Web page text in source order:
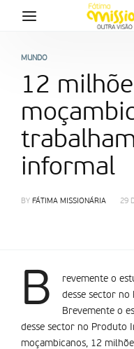
MUNDO
12
informal
BY FÁTIMA MISSIONÁRIA 29
B
revemente o
desse sector
Brevemente o
desse sector no Produto
moçambicanos, 12